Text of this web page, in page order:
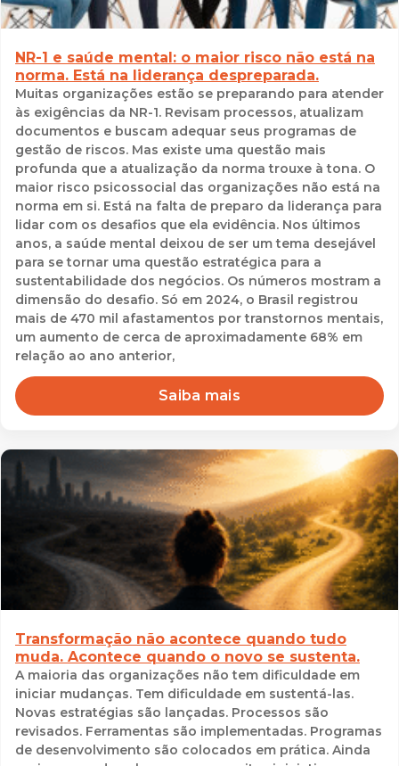
NR-1 e saúde mental: o maior risco não está na
norma. Está na liderança despreparada.
Muitas organizações estão se preparando para atender
às exigências da NR-1. Revisam processos, atualizam
documentos e buscam adequar seus programas de
gestão de riscos. Mas existe uma questão mais
profunda que a atualização da norma trouxe à tona. O
maior risco psicossocial das organizações não está na
norma em si. Está na falta de preparo da liderança para
lidar com os desafios que ela evidência. Nos últimos
anos, a saúde mental deixou de ser um tema desejável
para se tornar uma questão estratégica para a
sustentabilidade dos negócios. Os números mostram a
dimensão do desafio. Só em 2024, o Brasil registrou
mais de 470 mil afastamentos por transtornos mentais,
um aumento de cerca de aproximadamente 68% em
relação ao ano anterior,
Saiba mais
Transformação não acontece quando tudo
muda. Acontece quando o novo se sustenta.
A maioria das organizações não tem dificuldade em
iniciar mudanças. Tem dificuldade em sustentá-las.
Novas estratégias são lançadas. Processos são
revisados. Ferramentas são implementadas. Programas
de desenvolvimento são colocados em prática. Ainda